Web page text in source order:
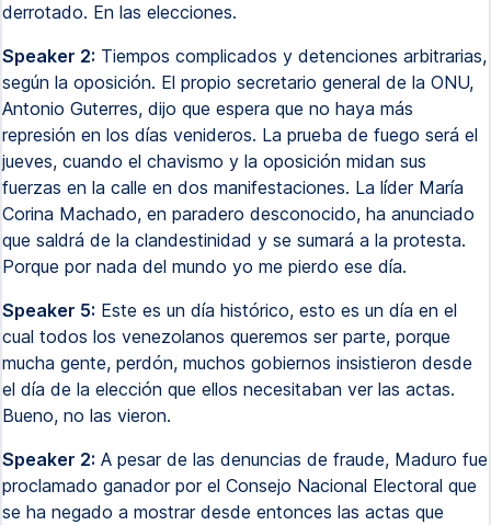
derrotado. En las elecciones.
Speaker 2: Tiempos complicados y detenciones arbitrarias,
según la oposición. El propio secretario general de la ONU,
Antonio Guterres, dijo que espera que no haya más
represión en los días venideros. La prueba de fuego será el
jueves, cuando el chavismo y la oposición midan sus
fuerzas en la calle en dos manifestaciones. La líder María
Corina Machado, en paradero desconocido, ha anunciado
que saldrá de la clandestinidad y se sumará a la protesta.
Porque por nada del mundo yo me pierdo ese día.
Speaker 5: Este es un día histórico, esto es un día en el
cual todos los venezolanos queremos ser parte, porque
mucha gente, perdón, muchos gobiernos insistieron desde
el día de la elección que ellos necesitaban ver las actas.
Bueno, no las vieron.
Speaker 2: A pesar de las denuncias de fraude, Maduro fue
proclamado ganador por el Consejo Nacional Electoral que
se ha negado a mostrar desde entonces las actas que